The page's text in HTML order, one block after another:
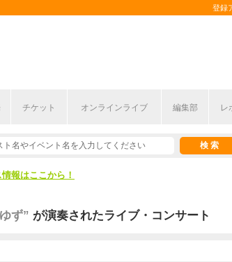
登録
チケット オンラインライブ 編集部 レ
年上半期編発表！
報はここから！
ず” が演奏されたライブ・コンサート